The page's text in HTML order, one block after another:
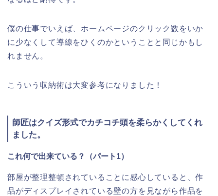
僕の仕事でいえば、ホームページのクリック数をいか
に少なくして導線をひくのかということと同じかもし
れません。
こういう収納術は大変参考になりました！
師匠はクイズ形式でカチコチ頭を柔らかくしてくれ
ました。
これ何で出来ている？（パート1）
部屋が整理整頓されていることに感心していると、作
品がディスプレイされている壁の方を見ながら作品を